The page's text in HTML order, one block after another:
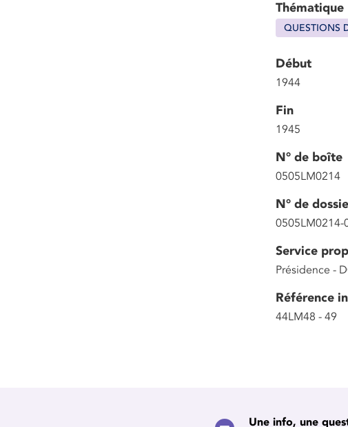
Thématique
QUESTIONS
Début
1944
Fin
1945
N° de boîte
0505LM0214
N° de
0505LM0214-
Service
Présidence -
Référence
44LM48 - 49
Une info, une